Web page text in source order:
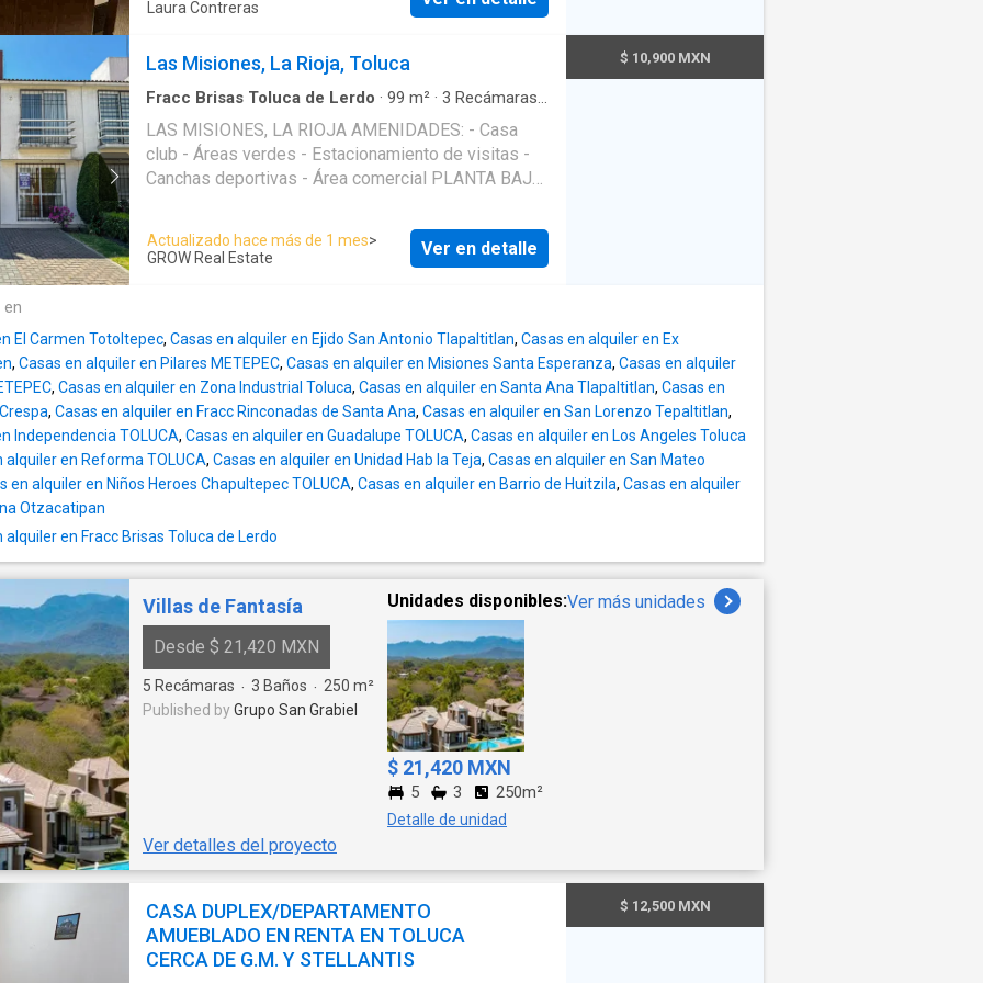
de agua en toda la casa.* *Privada con el área
*Baños completos con canceles* *Patio semi
techado de gran tamaño con preparación para
*Cocina equipada con isla y amplia alacena.*
*Ubicada a unos pasos de la zona comercial*
*Acceso automatizado mediante tags e interfón*.
digital.* Una excelente opción para quienes buscan
seguridad, comodidad y una ubicación privilegiada
principal con vestidor y baño completo, dos
recámaras secundarias y un baño completo.
Requisitos para el arrendamiento: 1. Primer mes de
renta 2. Depósito 3. Póliza jurídica
Laura Contreras
Las Misiones, La Rioja, Toluca
Fracc Brisas Toluca de Lerdo · 99 m² · 3 Recámaras·
LAS MISIONES, LA RIOJA AMENIDADES: - Casa
club - Áreas verdes - Estacionamiento de visitas -
Canchas deportivas - Área comercial PLANTA BAJA:
Medio Baño - Patio con pergolado -
Estacionamiento para 2 autos - Área de lavado
Mantenimiento incluido - Patio pergolado - Aceptan
mascotas (A consideración del propietario) Nota:
Las imágenes y planos son de referencia, el
inmueble puede no incluir muebles ni
electrodomésticos y los precios están sujetos a
cambios sin previo aviso. EasyBroker ID: EB-
SX3680
Actualizado hace más de 1 mes>
GROW Real Estate
Ver en detalle
$ 10,900 MXN
en
El Carmen Totoltepec, Casas en alquiler en Ejido San Antonio Tlapaltitlan, Casas en alquiler en Ex
, Casas en alquiler en Pilares METEPEC, Casas en alquiler en Misiones Santa Esperanza, Casas en alquiler
, Casas en alquiler en Zona Industrial Toluca, Casas en alquiler en Santa Ana Tlapaltitlan, Casas en
, Casas en alquiler en Fracc Rinconadas de Santa Ana, Casas en alquiler en San Lorenzo Tepaltitlan,
Independencia TOLUCA, Casas en alquiler en Guadalupe TOLUCA, Casas en alquiler en Los Angeles Toluca
alquiler en Reforma TOLUCA, Casas en alquiler en Unidad Hab la Teja, Casas en alquiler en San Mateo
en alquiler en Niños Heroes Chapultepec TOLUCA, Casas en alquiler en Barrio de Huitzila, Casas en alquiler
Otzacatipan
en Fracc Brisas Toluca de Lerdo
Villas de Fantasía
Desde $ 21,420 MXN
5 Recámaras · 3 Baños · 250 m²
Published byGrupo San Grabiel
Ver detalles del proyecto
Unidades disponibles:Ver más unidades
$ 21,420 MXN
5 3 250m²
Detalle de unidad
CASA DUPLEX/DEPARTAMENTO
AMUEBLADO EN RENTA EN TOLUCA
CERCA DE G.M. Y STELLANTIS
$ 12,500 MXN